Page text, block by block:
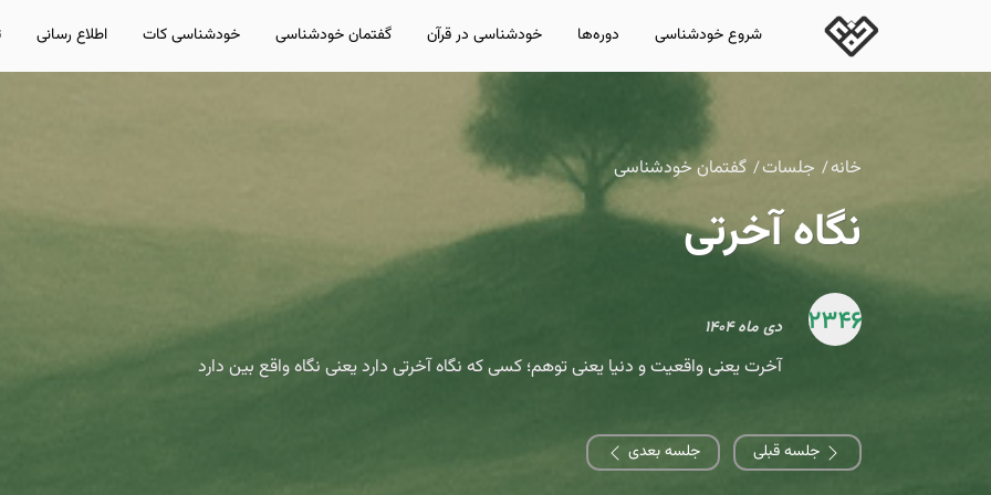
شروع خودشناسی دوره‌ها خودشناسی در قرآن گفتمان خودشناسی خودشناسی کات اطلاع رسانی
خانه جلسات گفتمان خودشناسی
نگاه آخرتی
2346 دی ماه ۱۴۰۴
آخرت یعنی واقعیت و دنیا یعنی توهم؛ کسی که نگاه آخرتی دارد یعنی نگاه واقع بین دارد
جلسه قبلی جلسه بعدی